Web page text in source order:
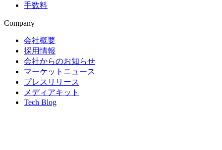
手数料
Company
会社概要
採用情報
会社からのお知らせ
マーケットニュース
プレスリリース
メディアキット
Tech Blog